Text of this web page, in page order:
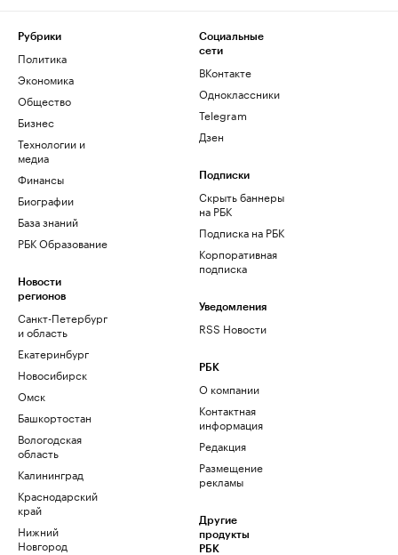
Рубрики
Политика
Экономика
Общество
Бизнес
Технологии и
медиа
Финансы
Биографии
База знаний
РБК Образование
Новости
регионов
Санкт-Петербург
и область
Екатеринбург
Новосибирск
Омск
Башкортостан
Вологодская
область
Калининград
Краснодарский
край
Нижний
Новгород
Социальные
сети
ВКонтакте
Одноклассники
Telegram
Дзен
Подписки
Скрыть баннеры
на РБК
Подписка на РБК
Корпоративная
подписка
Уведомления
RSS Новости
РБК
О компании
Контактная
информация
Редакция
Размещение
рекламы
Другие
продукты
РБК